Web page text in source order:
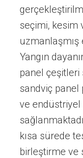
seçimi, kesim
uzmanlaşmış
Yangın
panel çeşitleri
sandviç panel
ve endüstriyel
kısa sürede
birleştirme ve